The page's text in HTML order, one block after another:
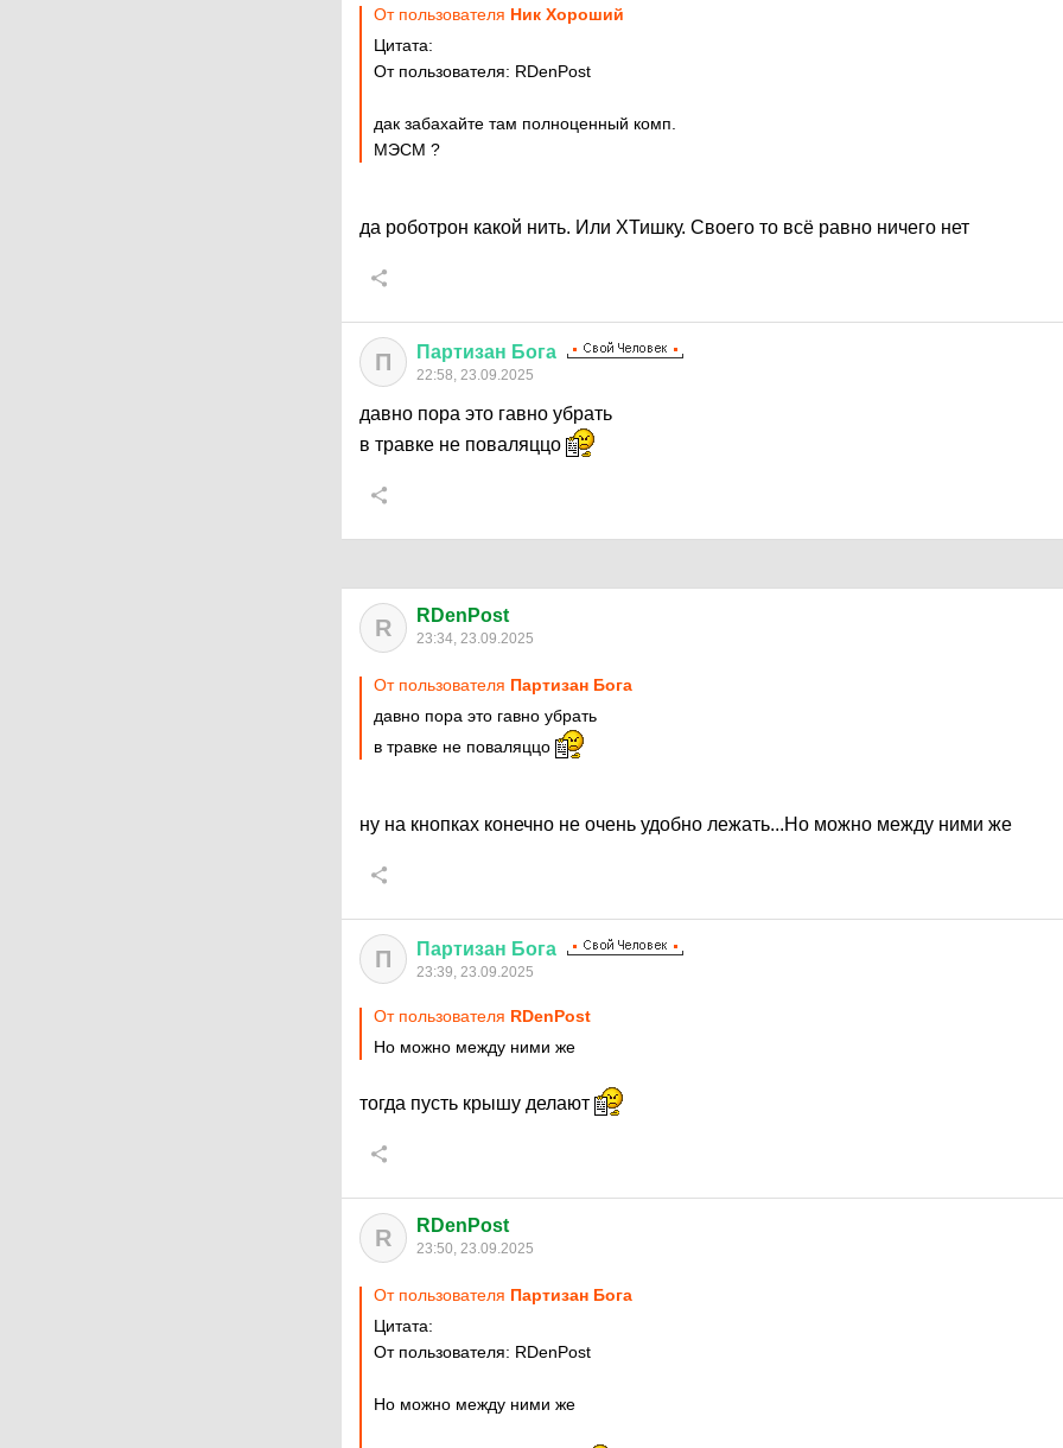
От пользователя Ник Хороший
Цитата:
От пользователя: RDenPost
дак забахайте там полноценный комп.
МЭСМ ?
да роботрон какой нить. Или ХТишку. Своего то всё равно ничего нет
П Партизан Бога
22:58, 23.09.2025
давно пора это гавно убрать
в травке не поваляццо
R RDenPost
23:34, 23.09.2025
От пользователя Партизан Бога
давно пора это гавно убрать
в травке не поваляццо
ну на кнопках конечно не очень удобно лежать...Но можно между ними же
П Партизан Бога
23:39, 23.09.2025
От пользователя RDenPost
Но можно между ними же
тогда пусть крышу делают
R RDenPost
23:50, 23.09.2025
От пользователя Партизан Бога
Цитата:
От пользователя: RDenPost
Но можно между ними же